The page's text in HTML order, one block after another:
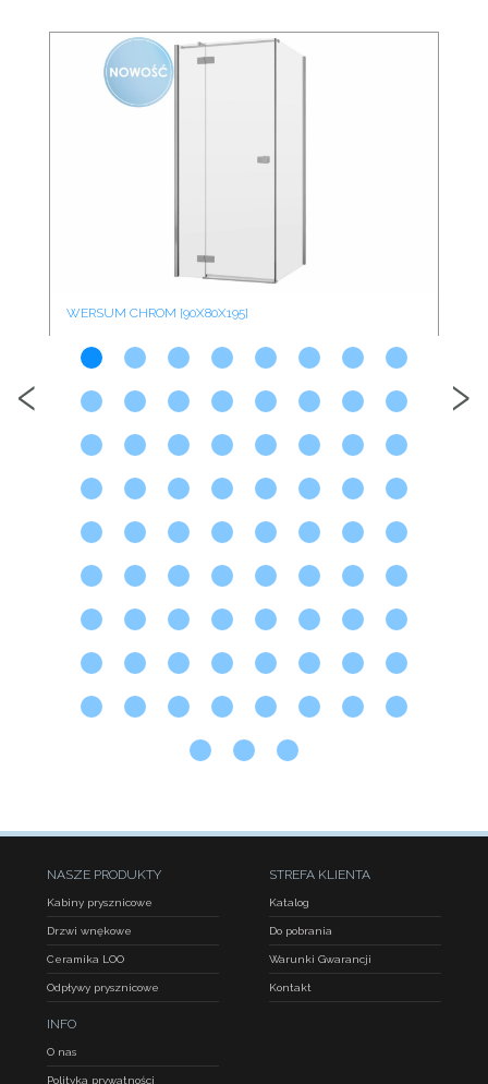
WERSUM CHROM [90X80X195]
‹ ›
NASZE PRODUKTY
Kabiny prysznicowe
Drzwi wnękowe
Ceramika LOO
Odpływy prysznicowe
STREFA KLIENTA
Katalog
Do pobrania
Warunki Gwarancji
Kontakt
INFO
O nas
Polityka prywatności